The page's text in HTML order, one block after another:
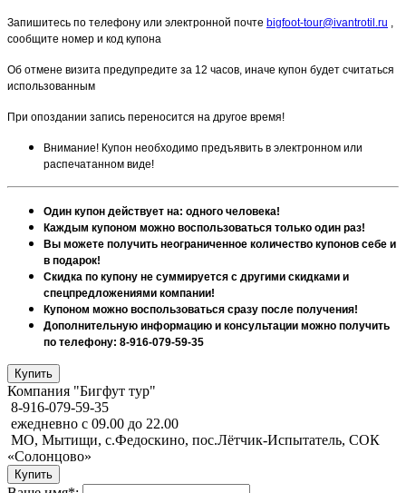
Запишитесь по телефону или электронной почте bigfoot-tour@ivantrotil.ru ,
сообщите номер и код купона
Об отмене визита предупредите за 12 часов, иначе купон будет считаться
использованным
При опоздании запись переносится на другое время!
Внимание! Купон необходимо предъявить в электронном или
распечатанном виде!
Один купон действует на: одного человека!
Каждым купоном можно воспользоваться только один раз!
Вы можете получить неограниченное количество купонов себе и
в подарок!
Скидка по купону не суммируется с другими скидками и
спецпредложениями компании!
Купоном можно воспользоваться сразу после получения!
Дополнительную информацию и консультации можно получить
по телефону: 8-916-079-59-35
Компания "Бигфут тур"
8-916-079-59-35
ежедневно с 09.00 до 22.00
МО, Мытищи, с.Федоскино, пос.Лётчик-Испытатель, СОК
«Солонцово»